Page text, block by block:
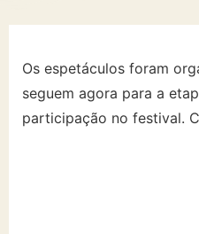
Os espetáculos foram
seguem agora para a
participação no festival.